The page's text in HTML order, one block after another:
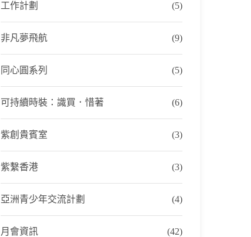
工作計劃 (5)
非凡夢飛航 (9)
同心圓系列 (5)
可持續時裝：識買．惜著 (6)
紫創貴賓室 (3)
紫繫香港 (3)
亞洲青少年交流計劃 (4)
月會資訊 (42)